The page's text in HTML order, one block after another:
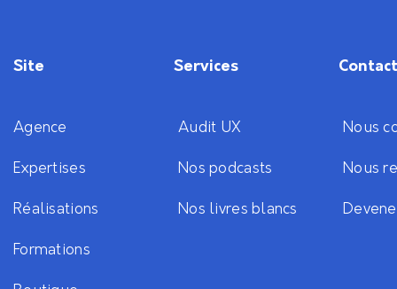
Site
Agence
Expertises
Réalisations
Formations
Services
Audit UX
Nos podcasts
Nos livres blancs
Contact
Nous
Nous